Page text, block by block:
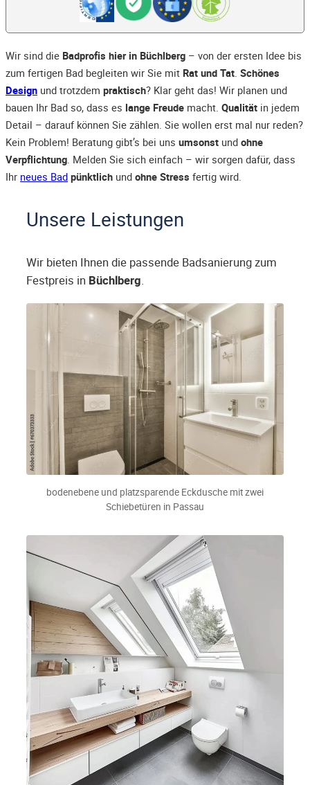
Wir sind die Badprofis hier in Büchlberg – von der ersten Idee bis
zum fertigen Bad begleiten wir Sie mit Rat und Tat. Schönes
Design und trotzdem praktisch? Klar geht das! Wir planen und
bauen Ihr Bad so, dass es lange Freude macht. Qualität in jedem
Detail – darauf können Sie zählen. Sie wollen erst mal nur reden?
Kein Problem! Beratung gibt’s bei uns umsonst und ohne
Verpflichtung. Melden Sie sich einfach – wir sorgen dafür, dass
Ihr neues Bad pünktlich und ohne Stress fertig wird.
Unsere Leistungen
Wir bieten Ihnen die passende Badsanierung zum
Festpreis in Büchlberg.
bodenebene und platzsparende Eckdusche mit zwei
Schiebetüren in Passau